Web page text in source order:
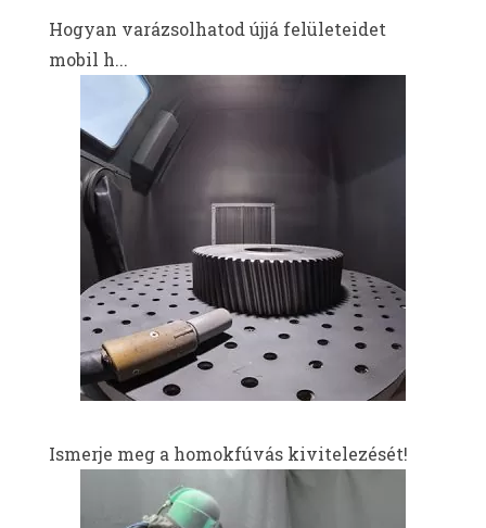
Hogyan varázsolhatod újjá felületeidet
mobil h...
Ismerje meg a homokfúvás kivitelezését!